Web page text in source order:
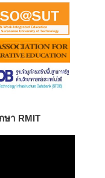
ษา RMIT